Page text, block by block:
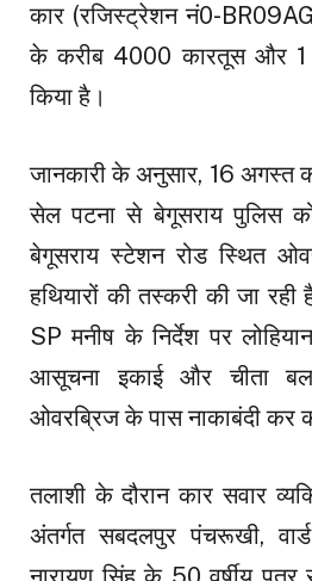
कार (रजिस्ट्रेशन नं0-
के करीब 4000 कारतूस और
किया है।
जानकारी के अनुसार, 16 अगस्त
सेल पटना से बेगूसराय पुलिस
बेगूसराय स्टेशन रोड स्थित
हथियारों की तस्करी की जा
SP मनीष के निर्देश पर
आसूचना इकाई और चीता
ओवरब्रिज के पास नाकाबंदी कर
तलाशी के दौरान कार सवार
अंतर्गत सबदलपुर पंचरूखी,